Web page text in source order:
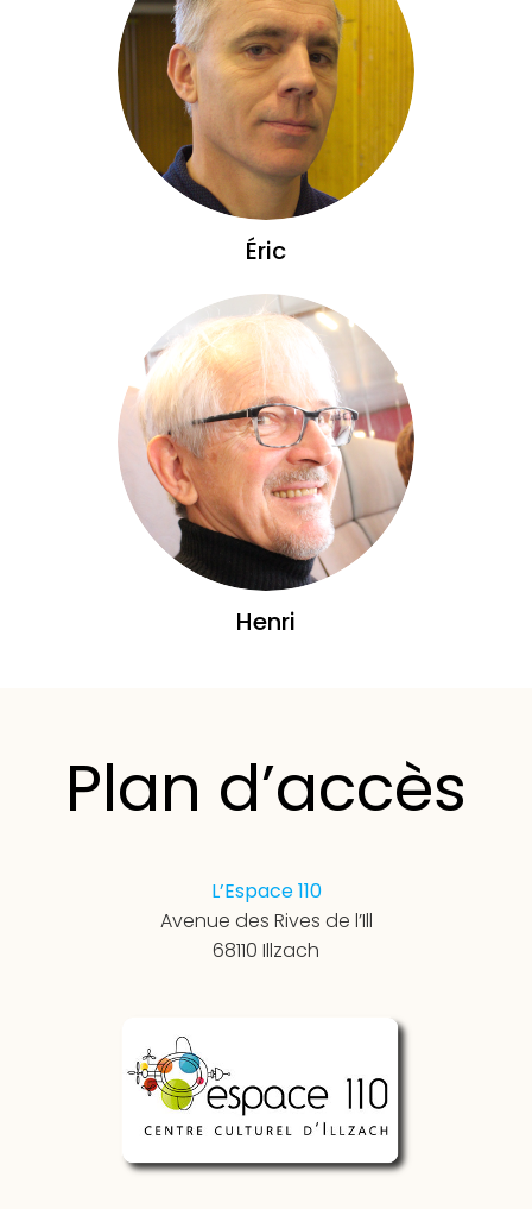
Éric
Henri
Plan d’accès
L’Espace 110
Avenue des Rives de l’Ill
68110 Illzach